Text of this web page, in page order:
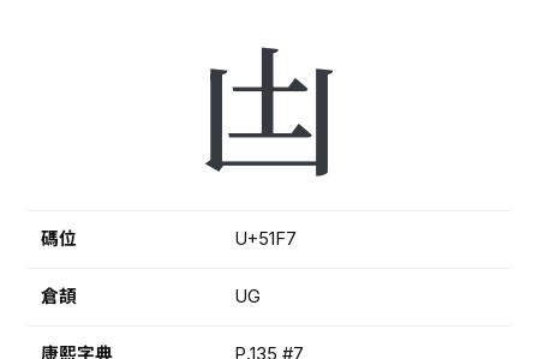
凷
碼位 U+51F7
倉頡 UG
康熙字典 P.135 #7